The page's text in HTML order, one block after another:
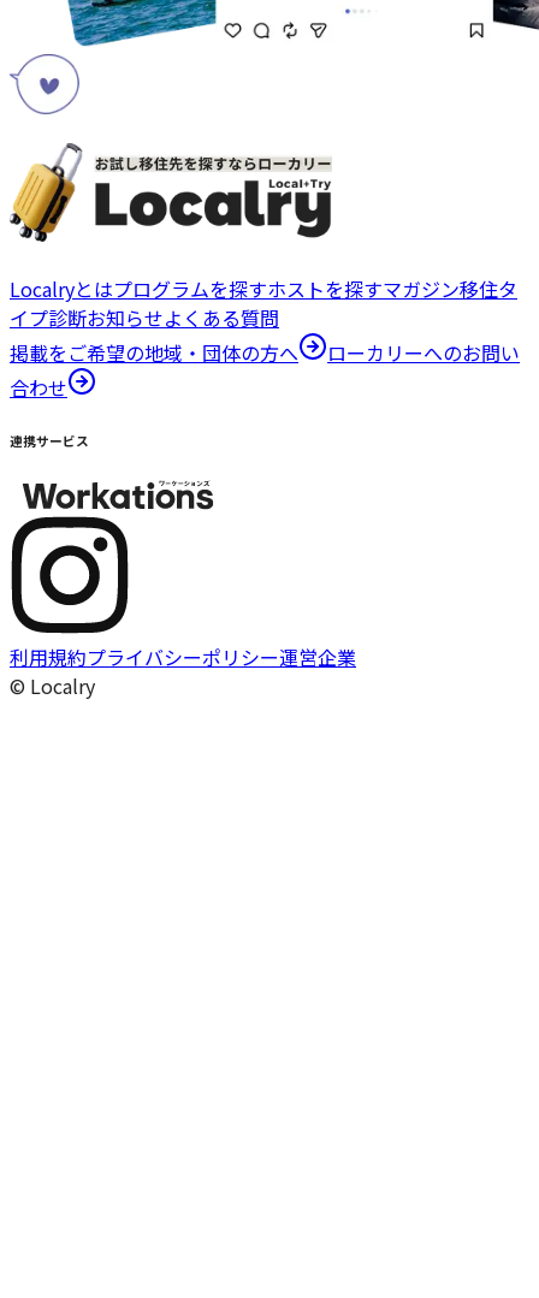
Localryとはプログラムを探すホストを探すマガジン移住タ
イプ診断お知らせよくある質問
掲載をご希望の地域・団体の方へ
ローカリーへのお問い
合わせ
連携サービス
利用規約プライバシーポリシー運営企業
© Localry